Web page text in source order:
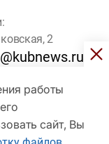
работы
сайт, Вы
2
16 лет
Федеральной